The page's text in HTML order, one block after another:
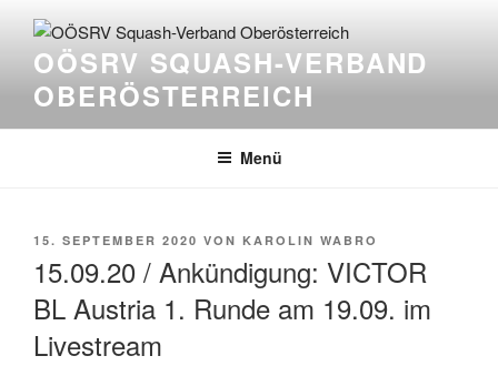
Inhalt
springenOÖSRV SQUASH-VERBAND
OBERÖSTERREICH
Menü
VERÖFFENTLICHT
15. SEPTEMBER 2020 VON KAROLIN WABRO
15.09.20 / Ankündigung: VICTOR
BL Austria 1. Runde am 19.09. im
Livestream